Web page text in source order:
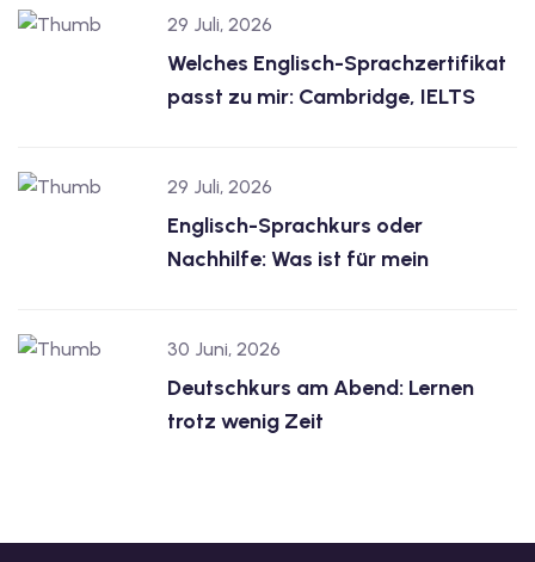
29 Juli, 2026
Welches Englisch-Sprachzertifikat
passt zu mir: Cambridge, IELTS
29 Juli, 2026
Englisch-Sprachkurs oder
Nachhilfe: Was ist für mein
30 Juni, 2026
Deutschkurs am Abend: Lernen
trotz wenig Zeit